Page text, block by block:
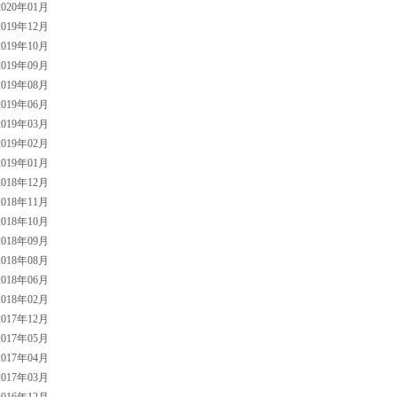
年01月
年12月
年10月
年09月
年08月
年06月
年03月
年02月
年01月
年12月
年11月
年10月
年09月
年08月
年06月
年02月
年12月
年05月
年04月
年03月